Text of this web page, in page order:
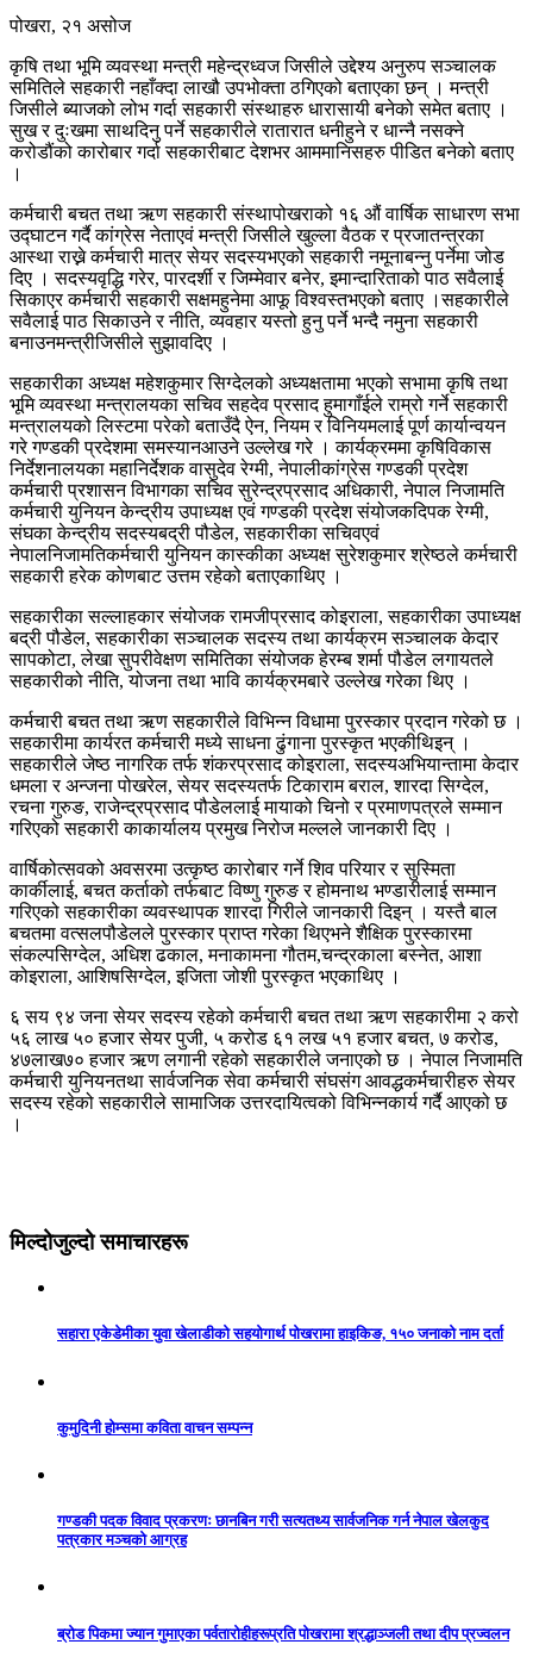
पोखरा, २१ असोज
कृषि तथा भूमि व्यवस्था मन्त्री महेन्द्रध्वज जिसीले उद्देश्य अनुरुप सञ्चालक
समितिले सहकारी नहाँक्दा लाखौ उपभोक्ता ठगिएको बताएका छन् । मन्त्री
जिसीले ब्याजको लोभ गर्दा सहकारी संस्थाहरु धारासायी बनेको समेत बताए ।
सुख र दुःखमा साथदिनु पर्ने सहकारीले रातारात धनीहुने र धान्नै नसक्ने
करोडौंको कारोबार गर्दा सहकारीबाट देशभर आममानिसहरु पीडित बनेको बताए
।
कर्मचारी बचत तथा ऋण सहकारी संस्थापोखराको १६ औं वार्षिक साधारण सभा
उद्घाटन गर्दै कांग्रेस नेताएवं मन्त्री जिसीले खुल्ला वैठक र प्रजातन्त्रका
आस्था राख्ने कर्मचारी मात्र सेयर सदस्यभएको सहकारी नमूनाबन्नु पर्नेमा जोड
दिए । सदस्यवृद्धि गरेर, पारदर्शी र जिम्मेवार बनेर, इमान्दारिताको पाठ सवैलाई
सिकाएर कर्मचारी सहकारी सक्षमहुनेमा आफू विश्वस्तभएको बताए ।सहकारीले
सवैलाई पाठ सिकाउने र नीति, व्यवहार यस्तो हुनु पर्ने भन्दै नमुना सहकारी
बनाउनमन्त्रीजिसीले सुझावदिए ।
सहकारीका अध्यक्ष महेशकुमार सिग्देलको अध्यक्षतामा भएको सभामा कृषि तथा
भूमि व्यवस्था मन्त्रालयका सचिव सहदेव प्रसाद हुमागाँईले राम्रो गर्ने सहकारी
मन्त्रालयको लिस्टमा परेको बताउँदै ऐन, नियम र विनियमलाई पूर्ण कार्यान्वयन
गरे गण्डकी प्रदेशमा समस्यानआउने उल्लेख गरे । कार्यक्रममा कृषिविकास
निर्देशनालयका महानिर्देशक वासुदेव रेग्मी, नेपालीकांग्रेस गण्डकी प्रदेश
कर्मचारी प्रशासन विभागका सचिव सुरेन्द्रप्रसाद अधिकारी, नेपाल निजामति
कर्मचारी युनियन केन्द्रीय उपाध्यक्ष एवं गण्डकी प्रदेश संयोजकदिपक रेग्मी,
संघका केन्द्रीय सदस्यबद्री पौडेल, सहकारीका सचिवएवं
नेपालनिजामतिकर्मचारी युनियन कास्कीका अध्यक्ष सुरेशकुमार श्रेष्ठले कर्मचारी
सहकारी हरेक कोणबाट उत्तम रहेको बताएकाथिए ।
सहकारीका सल्लाहकार संयोजक रामजीप्रसाद कोइराला, सहकारीका उपाध्यक्ष
बद्री पौडेल, सहकारीका सञ्चालक सदस्य तथा कार्यक्रम सञ्चालक केदार
सापकोटा, लेखा सुपरीवेक्षण समितिका संयोजक हेरम्ब शर्मा पौडेल लगायतले
सहकारीको नीति, योजना तथा भावि कार्यक्रमबारे उल्लेख गरेका थिए ।
कर्मचारी बचत तथा ऋण सहकारीले विभिन्न विधामा पुरस्कार प्रदान गरेको छ ।
सहकारीमा कार्यरत कर्मचारी मध्ये साधना ढुंगाना पुरस्कृत भएकीथिइन् ।
सहकारीले जेष्ठ नागरिक तर्फ शंकरप्रसाद कोइराला, सदस्यअभियान्तामा केदार
धमला र अन्जना पोखरेल, सेयर सदस्यतर्फ टिकाराम बराल, शारदा सिग्देल,
रचना गुरुङ, राजेन्द्रप्रसाद पौडेललाई मायाको चिनो र प्रमाणपत्रले सम्मान
गरिएको सहकारी काकार्यालय प्रमुख निरोज मल्लले जानकारी दिए ।
वार्षिकोत्सवको अवसरमा उत्कृष्ठ कारोबार गर्ने शिव परियार र सुस्मिता
कार्कीलाई, बचत कर्ताको तर्फबाट विष्णु गुरुङ र होमनाथ भण्डारीलाई सम्मान
गरिएको सहकारीका व्यवस्थापक शारदा गिरीले जानकारी दिइन् । यस्तै बाल
बचतमा वत्सलपौडेलले पुरस्कार प्राप्त गरेका थिएभने शैक्षिक पुरस्कारमा
संकल्पसिग्देल, अधिश ढकाल, मनाकामना गौतम,चन्द्रकाला बस्नेत, आशा
कोइराला, आशिषसिग्देल, इजिता जोशी पुरस्कृत भएकाथिए ।
६ सय ९४ जना सेयर सदस्य रहेको कर्मचारी बचत तथा ऋण सहकारीमा २ करो
५६ लाख ५० हजार सेयर पुजी, ५ करोड ६१ लख ५१ हजार बचत, ७ करोड,
४७लाख७० हजार ऋण लगानी रहेको सहकारीले जनाएको छ । नेपाल निजामति
कर्मचारी युनियनतथा सार्वजनिक सेवा कर्मचारी संघसंग आवद्धकर्मचारीहरु सेयर
सदस्य रहेको सहकारीले सामाजिक उत्तरदायित्वको विभिन्नकार्य गर्दै आएको छ
।
मिल्दोजुल्दो समाचारहरू
सहारा एकेडेमीका युवा खेलाडीको सहयोगार्थ पोखरामा हाइकिङ, १५० जनाको नाम दर्ता
कुमुदिनी होम्समा कविता वाचन सम्पन्न
गण्डकी पदक विवाद प्रकरणः छानबिन गरी सत्यतथ्य सार्वजनिक गर्न नेपाल खेलकुद
पत्रकार मञ्चको आग्रह
ब्रोड पिकमा ज्यान गुमाएका पर्वतारोहीहरूप्रति पोखरामा श्रद्धाञ्जली तथा दीप प्रज्वलन